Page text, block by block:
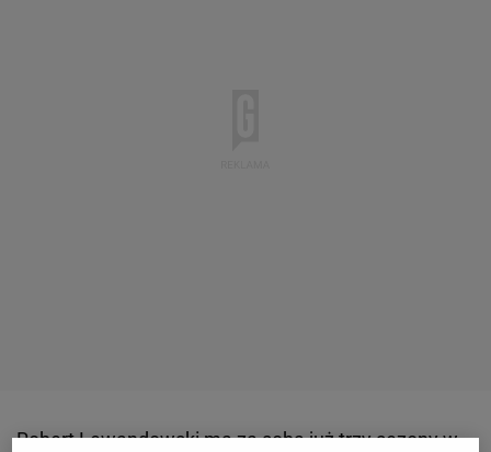
Robert Lewandowski ma za sobą już trzy sezony w